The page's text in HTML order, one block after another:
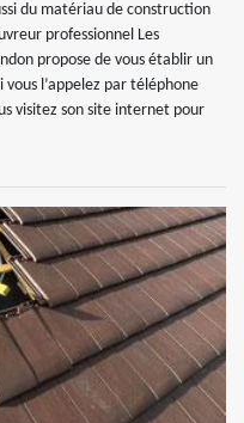
du matériau de construction
professionnel Les
propose de vous établir un
l’appelez par téléphone
visitez son site internet pour